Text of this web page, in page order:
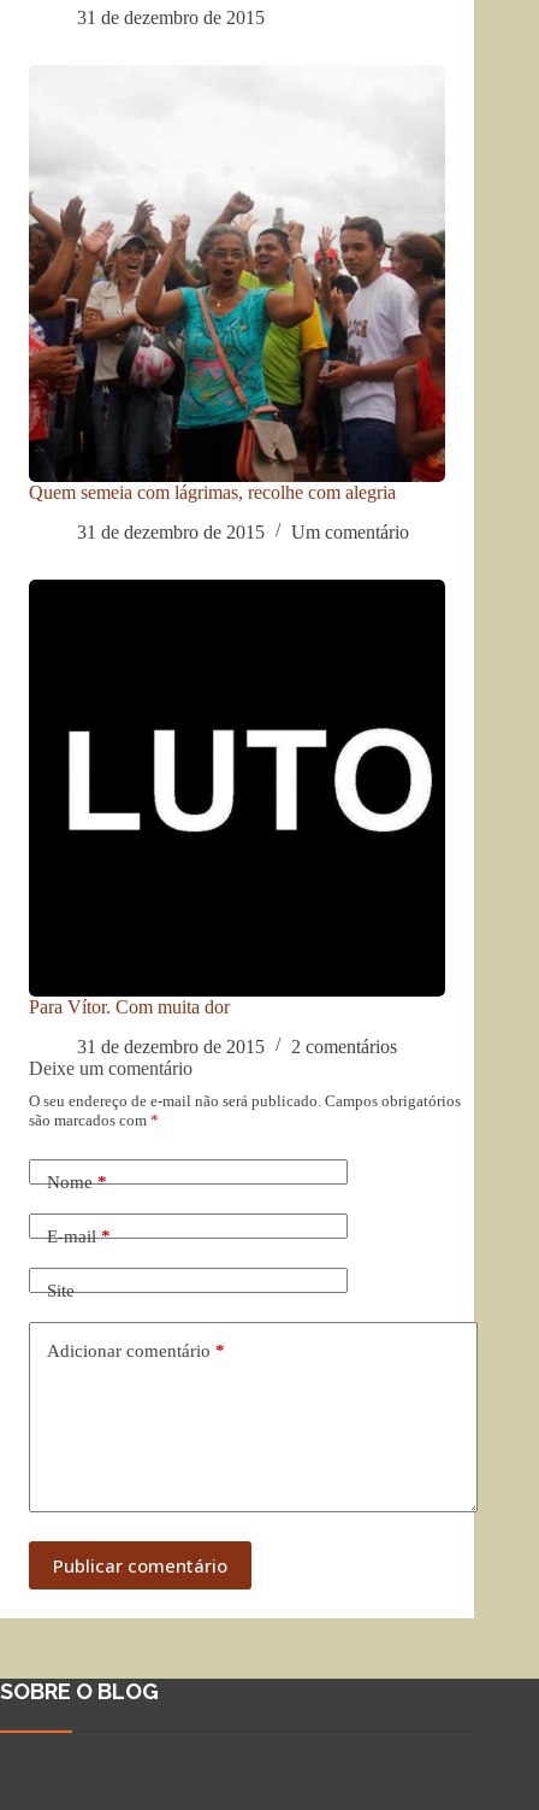
31 de dezembro de 2015
Quem semeia com lágrimas, recolhe com alegria
31 de dezembro de 2015
Um comentário
Para Vítor. Com muita dor
31 de dezembro de 2015
2 comentários
Deixe um comentário
O seu endereço de e-mail não será publicado. Campos obrigatórios
são marcados com *
Nome*
E-mail*
Site
Adicionar comentário *
Publicar comentário
SOBRE O BLOG